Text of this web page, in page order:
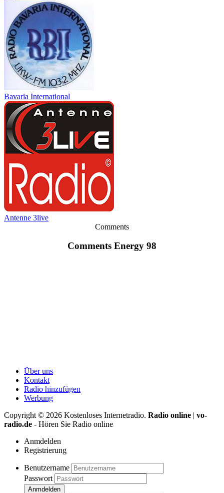
Bavaria International
Antenne 3live
Comments
Comments Energy 98
Über uns
Kontakt
Radio hinzufügen
Werbung
Copyright © 2026 Kostenloses Internetradio. Radio online | vo-
radio.de - Hören Sie Radio online
Anmdelden
Registrierung
Benutzername
Passwort
Anmdelden